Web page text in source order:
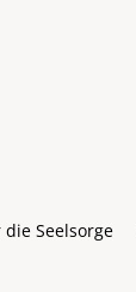
Seelsorge